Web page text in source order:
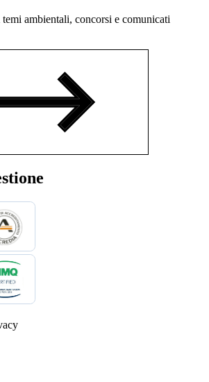
ambientali, concorsi e comunicati